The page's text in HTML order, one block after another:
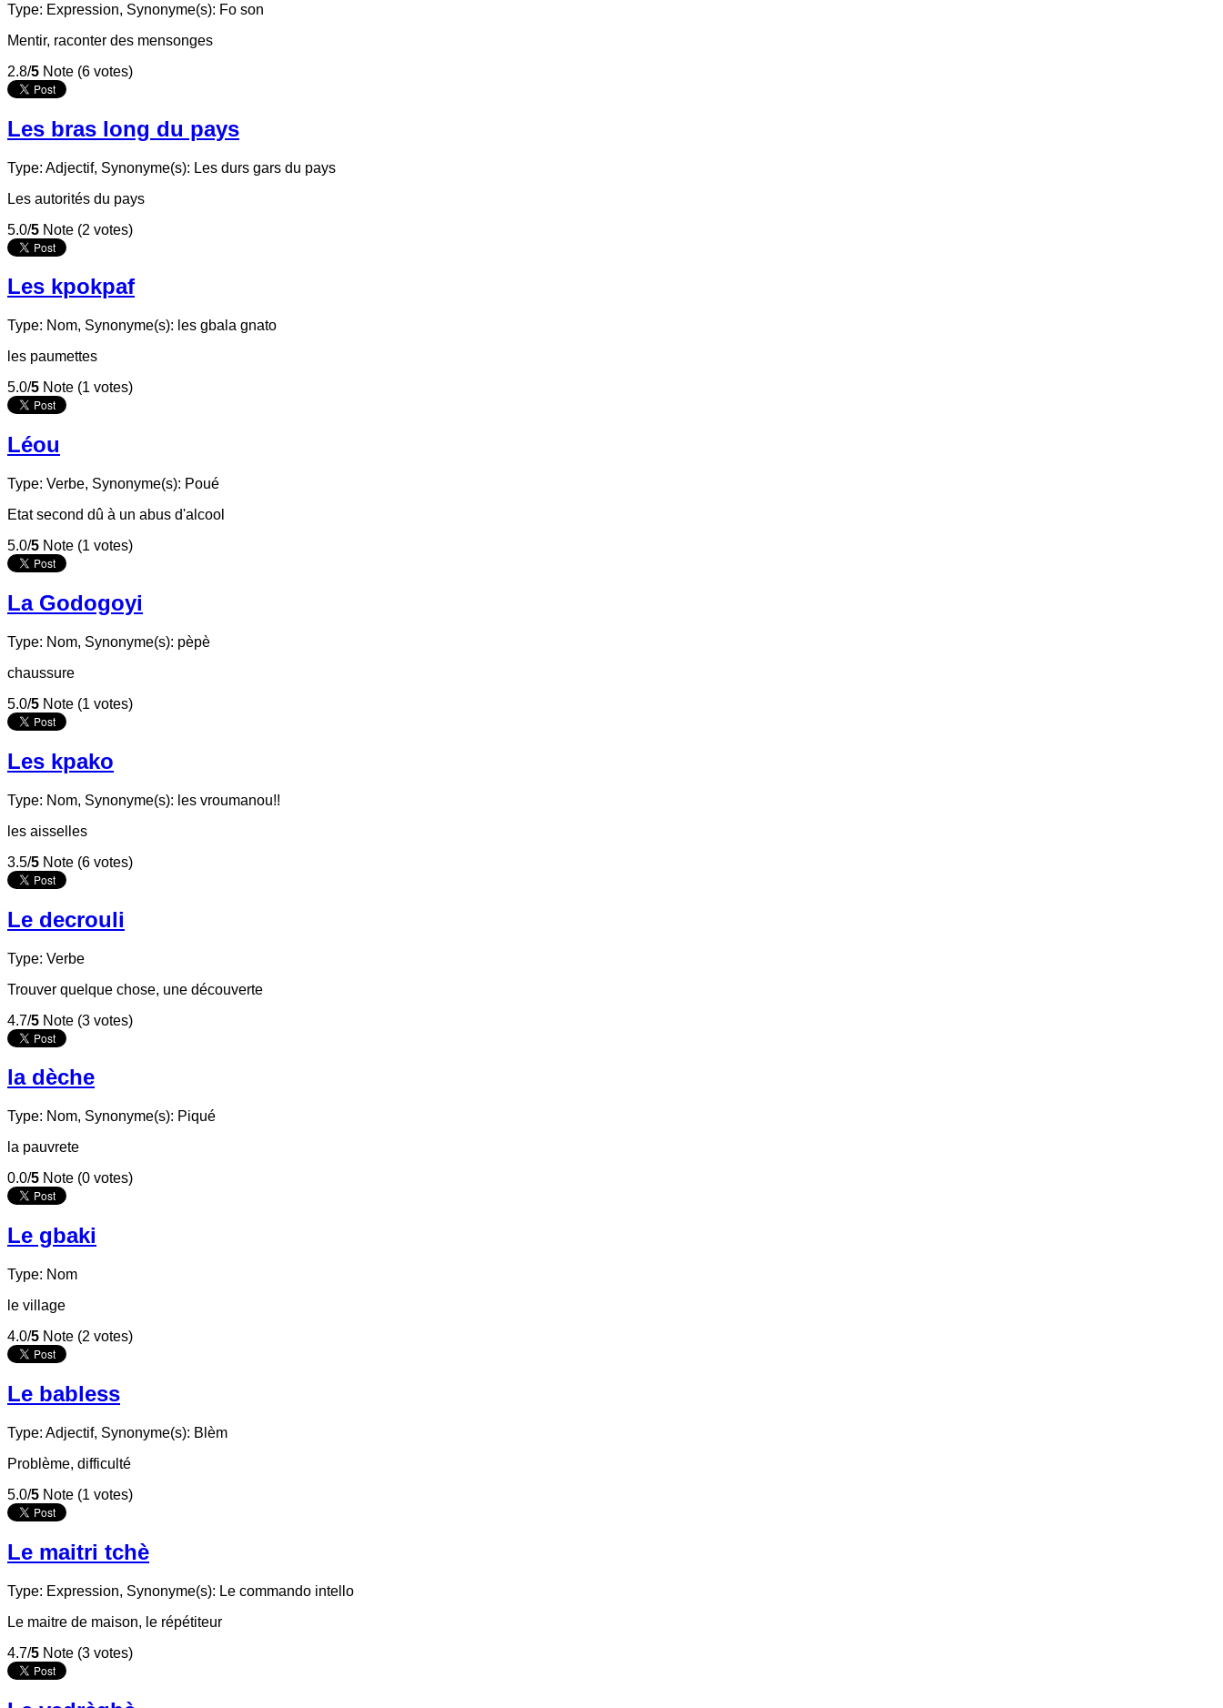
Type: Expression, Synonyme(s): Fo son
Mentir, raconter des mensonges
2.8/5 Note (6 votes)
Les bras long du pays
Type: Adjectif, Synonyme(s): Les durs gars du pays
Les autorités du pays
5.0/5 Note (2 votes)
Les kpokpaf
Type: Nom, Synonyme(s): les gbala gnato
les paumettes
5.0/5 Note (1 votes)
Léou
Type: Verbe, Synonyme(s): Poué
Etat second dû à un abus d'alcool
5.0/5 Note (1 votes)
La Godogoyi
Type: Nom, Synonyme(s): pèpè
chaussure
5.0/5 Note (1 votes)
Les kpako
Type: Nom, Synonyme(s): les vroumanou!!
les aisselles
3.5/5 Note (6 votes)
Le decrouli
Type: Verbe
Trouver quelque chose, une découverte
4.7/5 Note (3 votes)
la dèche
Type: Nom, Synonyme(s): Piqué
la pauvrete
0.0/5 Note (0 votes)
Le gbaki
Type: Nom
le village
4.0/5 Note (2 votes)
Le babless
Type: Adjectif, Synonyme(s): Blèm
Problème, difficulté
5.0/5 Note (1 votes)
Le maitri tchè
Type: Expression, Synonyme(s): Le commando intello
Le maitre de maison, le répétiteur
4.7/5 Note (3 votes)